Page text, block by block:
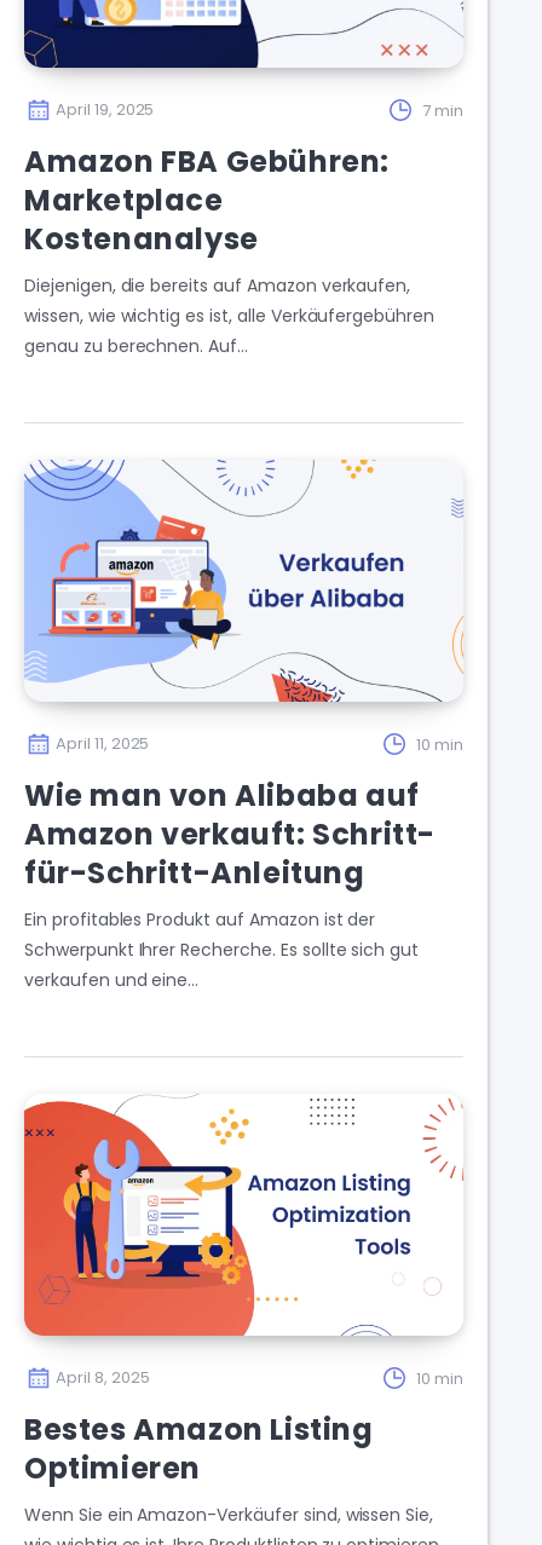
April 19, 2025 7 min
Amazon FBA Gebühren:
Marketplace
Kostenanalyse
Diejenigen, die bereits auf Amazon verkaufen,
wissen, wie wichtig es ist, alle Verkäufergebühren
genau zu berechnen. Auf…
April 11, 2025 10 min
Wie man von Alibaba auf
Amazon verkauft: Schritt-
für-Schritt-Anleitung
Ein profitables Produkt auf Amazon ist der
Schwerpunkt Ihrer Recherche. Es sollte sich gut
verkaufen und eine…
April 8, 2025 10 min
Bestes Amazon Listing
Optimieren
Wenn Sie ein Amazon-Verkäufer sind, wissen Sie,